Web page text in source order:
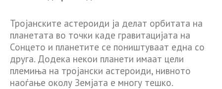
Тројанските астероиди ја делат орбитата на
планетата во точки каде гравитацијата на
Сонцето и планетите се поништуваат една со
друга. Додека некои планети имаат цели
племиња на тројански астероиди, нивното
наоѓање околу Земјата е многу тешко.